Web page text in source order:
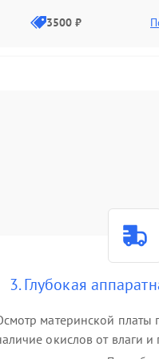
3500 ₽
3000 ₽
3. Глубокая
материнской
окислов от влаги